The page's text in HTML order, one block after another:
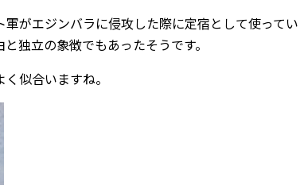
がエジンバラに侵攻した際に定宿として使ってい
独立の象徴でもあったそうです。
似合いますね。